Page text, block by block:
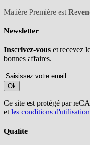
Matière Première est
Newsletter
Inscrivez-vous et recevez
bonnes affaires.
Ok
Ce site est protégé par
etles conditions d'utilisation
Qualité